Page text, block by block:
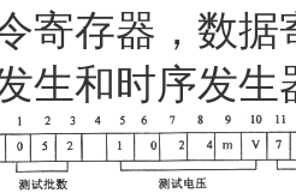
寄存器，数
生和时序发